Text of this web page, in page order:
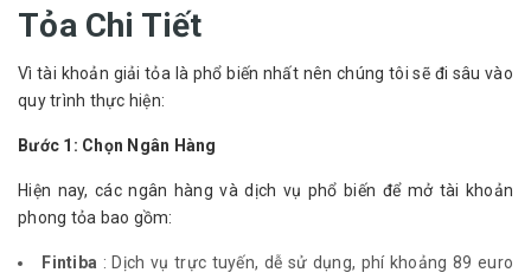
Tỏa Chi Tiết
Vì tài khoản giải tỏa là phổ biến nhất nên chúng tôi sẽ đi sâu vào
quy trình thực hiện:
Bước 1: Chọn Ngân Hàng
Hiện nay, các ngân hàng và dịch vụ phổ biến để mở tài khoản
phong tỏa bao gồm:
Fintiba : Dịch vụ trực tuyến, dễ sử dụng, phí khoảng 89 euro